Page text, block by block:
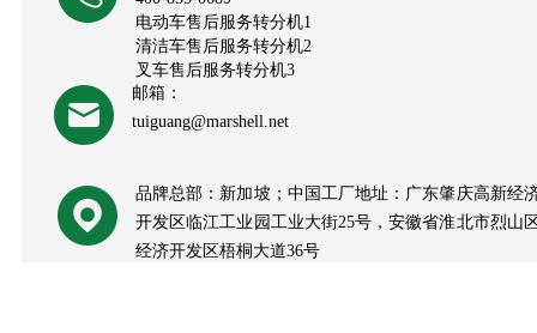
电动车售后服务转分机1
清洁车售后服务转分机2
叉车售后服务转分机3
邮箱：
tuiguang@marshell.net
品牌总部：新加坡；中国工厂地址：广东肇庆高新经
开发区临江工业园工业大街25号，安徽省淮北市烈山
经济开发区梧桐大道36号